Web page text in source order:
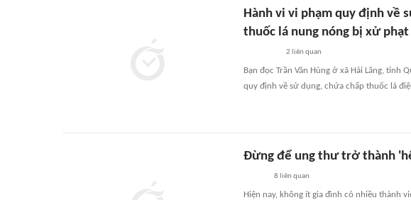
Hành vi vi phạm quy định về
thuốc lá nung nóng bị xử
2 liên quan
Bạn đọc Trần Văn Hùng ở xã Hải Lăng, tỉnh
quy định về sử dụng, chứa chấp thuốc lá
Đừng để ung thư trở thành
8 liên quan
Hiện nay, không ít gia đình có nhiều thành